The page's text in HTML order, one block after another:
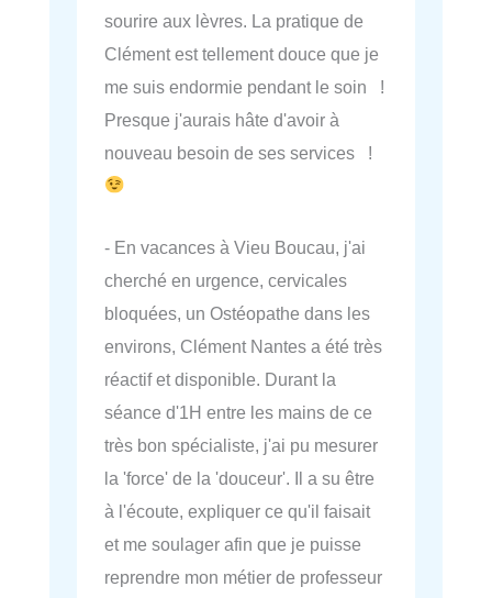
sourire aux lèvres. La pratique de
Clément est tellement douce que je
me suis endormie pendant le soin !
Presque j'aurais hâte d'avoir à
nouveau besoin de ses services !
- En vacances à Vieu Boucau, j'ai
cherché en urgence, cervicales
bloquées, un Ostéopathe dans les
environs, Clément Nantes a été très
réactif et disponible. Durant la
séance d'1H entre les mains de ce
très bon spécialiste, j'ai pu mesurer
la 'force' de la 'douceur'. Il a su être
à l'écoute, expliquer ce qu'il faisait
et me soulager afin que je puisse
reprendre mon métier de professeur